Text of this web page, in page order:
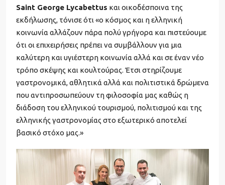
Saint George Lycabettus και οικοδέσποινα της
εκδήλωσης, τόνισε ότι «ο κόσμος και η ελληνική
κοινωνία αλλάζουν πάρα πολύ γρήγορα και πιστεύουμε
ότι οι επιχειρήσεις πρέπει να συμβάλλουν για μια
καλύτερη και υγιέστερη κοινωνία αλλά και σε έναν νέο
τρόπο σκέψης και κουλτούρας. Έτσι στηρίζουμε
γαστρονομικά, αθλητικά αλλά και πολιτιστικά δρώμενα
που αντιπροσωπεύουν τη φιλοσοφία μας καθώς η
διάδοση του ελληνικού τουρισμού, πολιτισμού και της
ελληνικής γαστρονομίας στο εξωτερικό αποτελεί
βασικό στόχο μας.»